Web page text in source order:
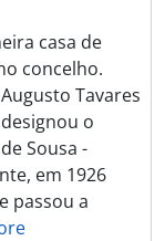
casa de
concelho.
Tavares
o
Sousa -
em 1926
passou a